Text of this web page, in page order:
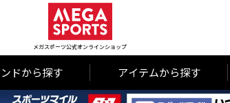
メガスポーツ公式オンラインショップ
ドから探す アイテムから探す